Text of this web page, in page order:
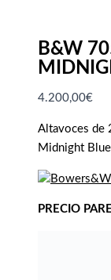
B&W
4.200,00€
Altavoces de
Midnight Blue
PRECIO